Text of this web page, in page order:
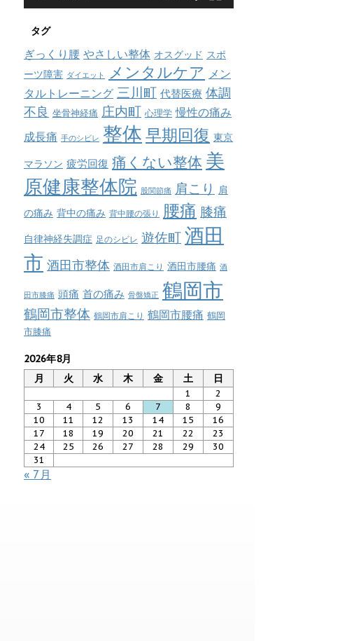
タグ
ぎっくり腰 やさしい整体 オスグッド スポ
ーツ障害 ダイエット メンタルケア メン
タルトレーニング 三川町 代替医療 体調
不良 坐骨神経痛 庄内町 心理学 慢性の痛み
成長痛 手のシビレ 整体 早期回復 東京
マラソン 疲労回復 痛くない整体 美
原健康整体院 股関節痛 肩こり 肩
の痛み 背中の痛み 背中腰の張り 腰痛 膝痛
自律神経失調症 足のシビレ 遊佐町 酒田
市 酒田市整体 酒田市肩こり 酒田市腰痛 酒
田市膝痛 頭痛 首の痛み 骨盤矯正 鶴岡市
鶴岡市整体 鶴岡市肩こり 鶴岡市腰痛 鶴岡
市膝痛
2026年8月
月
火 水 木 金 土 日
1
2
3
4 5 6 7 8
9
10
11 12 13 14 15
16
17
18 19 20 21 22
23
24
25 26 27 28 29
30
31
« 7月